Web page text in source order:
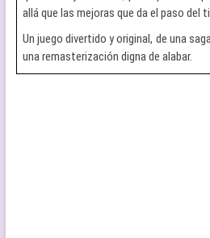
allá que las mejoras que da el paso del
Un juego divertido y original, de una
una remasterización digna de alabar.